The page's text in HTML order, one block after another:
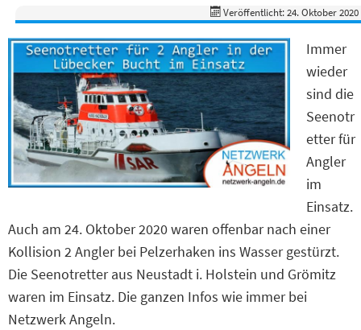
Veröffentlicht: 24. Oktober 2020
Immer
wieder
sind die
Seenotr
etter für
Angler
im
Einsatz.
Auch am 24. Oktober 2020 waren offenbar nach einer
Kollision 2 Angler bei Pelzerhaken ins Wasser gestürzt.
Die Seenotretter aus Neustadt i. Holstein und Grömitz
waren im Einsatz. Die ganzen Infos wie immer bei
Netzwerk Angeln.